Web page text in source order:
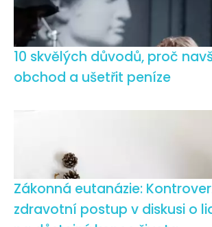
10 skvělých důvodů, proč
obchod a ušetřit peníze
Zákonná eutanázie:
zdravotní postup v diskusi o